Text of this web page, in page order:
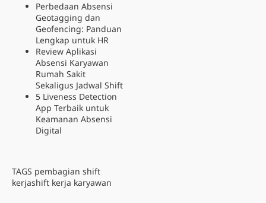
Perbedaan Absensi
Geotagging dan
Geofencing: Panduan
Lengkap untuk HR
Review Aplikasi
Absensi Karyawan
Rumah Sakit
Sekaligus Jadwal Shift
5 Liveness Detection
App Terbaik untuk
Keamanan Absensi
Digital
TAGS pembagian shift
kerjashift kerja karyawan